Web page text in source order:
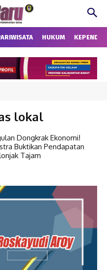
HUKUM
lokal
Dongkrak Ekonomi!
Buktikan Pendapatan
Tajam